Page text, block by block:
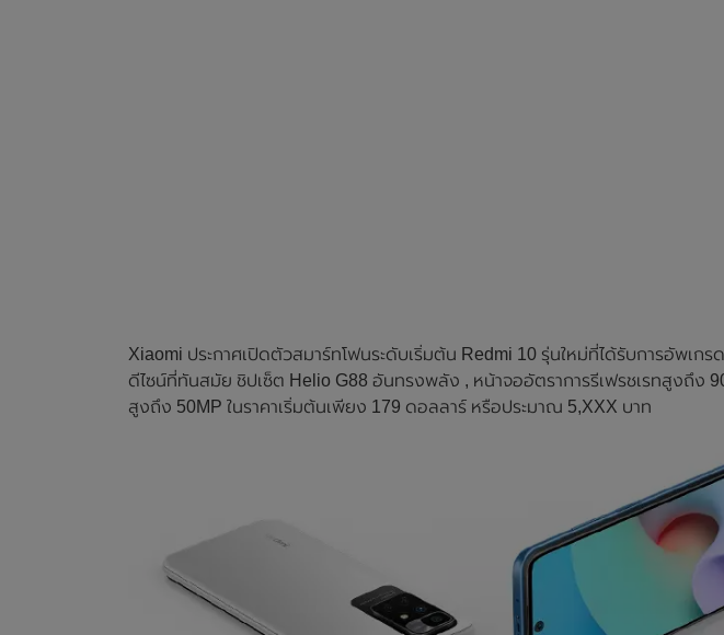
Xiaomi ประกาศเปิดตัวสมาร์ทโฟนระดับเริ่มต้น Redmi 10 รุ่นใหม่ที่ได้รับการอัพเก
ดีไซน์ที่ทันสมัย ชิปเซ็ต Helio G88 อันทรงพลัง , หน้าจออัตราการรีเฟรชเรทสูงถึง
สูงถึง 50MP ในราคาเริ่มต้นเพียง 179 ดอลลาร์ หรือประมาณ 5,XXX บาท